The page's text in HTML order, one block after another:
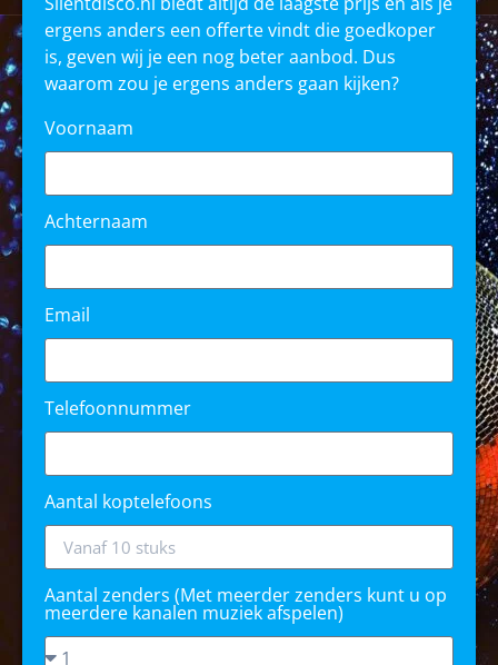
ergens anders een offerte vindt die goedkoper
is, geven wij je een nog beter aanbod. Dus
waarom zou je ergens anders gaan kijken?
Voornaam
Achternaam
Email
Telefoonnummer
Aantal koptelefoons
Aantal zenders (Met meerder zenders kunt u op
meerdere kanalen muziek afspelen)